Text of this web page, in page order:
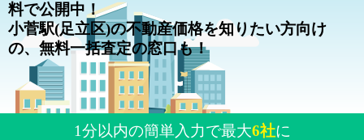
料で公開中！
小菅駅(足立区)の不動産価格を知りたい方向け
の、無料一括査定の窓口も！
1分以内の簡単入力で最大6社に